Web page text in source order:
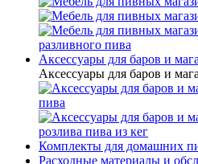
разливного пива
Аксессуары для баров и
Аксессуары для баров и
пива
розлива пива из кег
Комплекты для домашних
Расходные материалы и